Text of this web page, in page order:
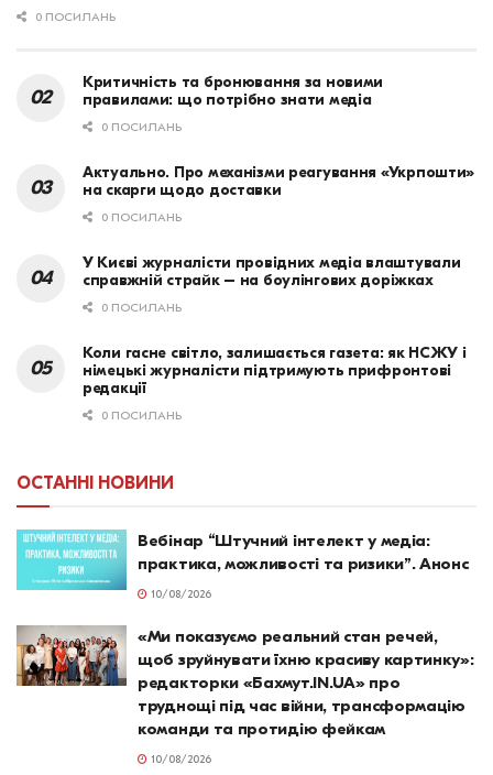
0 ПОСИЛАНЬ
Критичність та бронювання за новими
правилами: що потрібно знати медіа
0 ПОСИЛАНЬ
Актуально. Про механізми реагування «Укрпошти»
на скарги щодо доставки
0 ПОСИЛАНЬ
У Києві журналісти провідних медіа влаштували
справжній страйк – на боулінгових доріжках
0 ПОСИЛАНЬ
Коли гасне світло, залишається газета: як НСЖУ і
німецькі журналісти підтримують прифронтові
редакції
0 ПОСИЛАНЬ
ОСТАННІ НОВИНИ
Вебінар “Штучний інтелект у медіа:
практика, можливості та ризики”. Анонс
10/08/2026
«Ми показуємо реальний стан речей,
щоб зруйнувати їхню красиву картинку»:
редакторки «Бахмут.IN.UA» про
труднощі під час війни, трансформацію
команди та протидію фейкам
10/08/2026